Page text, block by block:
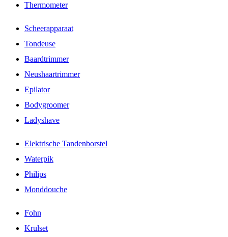
Thermometer
Scheerapparaat
Tondeuse
Baardtrimmer
Neushaartrimmer
Epilator
Bodygroomer
Ladyshave
Elektrische Tandenborstel
Waterpik
Philips
Monddouche
Fohn
Krulset